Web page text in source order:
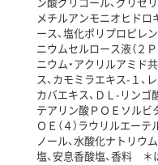
メチルアンモニオヒド
ース、塩化ポリプロピレ
ニウムセルロース液（２
ニウム・アクリルアミド
ス、カモミラエキス-１、
カバエキス、ＤＬ-リンゴ
テアリン酸ＰＯＥソルビ
ＯＥ（４）ラウリルエーテ
ノール、水酸化ナトリウ
塩、安息香酸塩、香料 ＊